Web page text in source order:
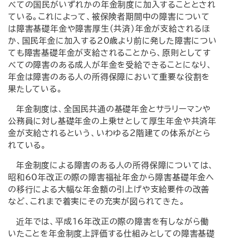
べての国民がいずれかの年金制度に加入することとされ
ている。これによって、被保険者期間中の障害について
は障害基礎年金や障害厚生（共済）年金が支給されるほ
か、国民年金に加入する20歳より前に発した障害につい
ても障害基礎年金が支給されることから、原則としてす
べての障害のある成人が年金を受給できることになり、
年金は障害のある人の所得保障において重要な役割を
果たしている。
年金制度は、全国民共通の基礎年金とサラリーマンや
公務員に対し基礎年金の上乗せとして厚生年金や共済年
金が支給されるという、いわゆる２階建ての体系がとら
れている。
年金制度による障害のある人の所得保障については、
昭和60年改正の際の障害福祉年金から障害基礎年金へ
の移行による大幅な年金額の引上げや支給要件の改善
など、これまで着実にその充実が図られてきた。
近年では、平成16年改正の際の障害を有しながら働
いたことを年金制度上評価する仕組みとしての障害基礎